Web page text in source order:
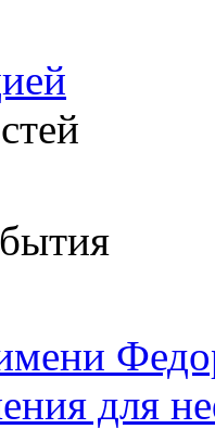
для